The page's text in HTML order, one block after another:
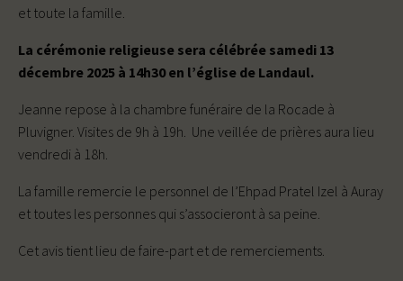
et toute la famille.
La cérémonie religieuse sera célébrée samedi 13
décembre 2025 à 14h30 en l’église de Landaul.
Jeanne repose à la chambre funéraire de la Rocade à
Pluvigner. Visites de 9h à 19h. Une veillée de prières aura lieu
vendredi à 18h.
La famille remercie le personnel de l’Ehpad Pratel Izel à Auray
et toutes les personnes qui s’associeront à sa peine.
Cet avis tient lieu de faire-part et de remerciements.